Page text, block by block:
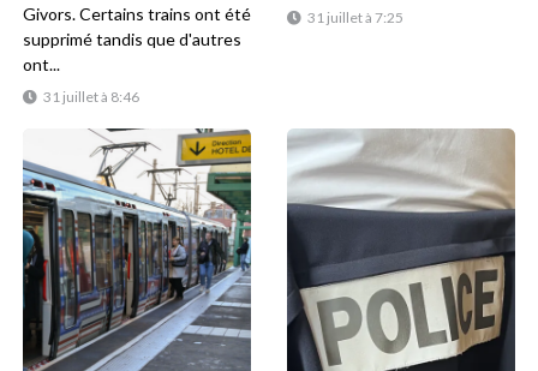
31 juillet à 8:46
Givors. Certains trains ont été
supprimé tandis que d'autres
ont...
31 juillet à 7:25